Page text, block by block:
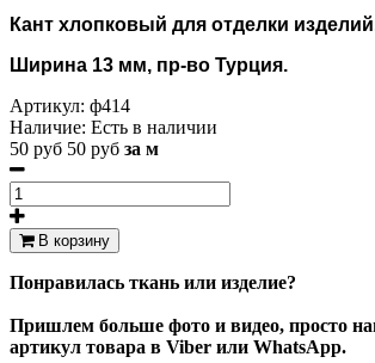
Кант хлопковый для отделки
Ширина 13 мм, пр-во Турция.
Артикул: ф414
Наличие: Есть в наличии
50 руб 50 руб за м
В корзину
Понравилась ткань или изделие?
Пришлем больше фото и видео, просто
артикул товара в Viber или WhatsApp.